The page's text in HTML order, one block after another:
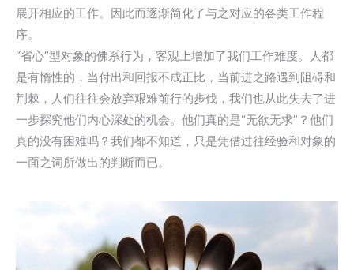
展开相应的工作。因此而逐渐简化了与之对应的各类工作程
序。
“省心”型对象的佛系行为，客观上增加了我们工作难度。人都
是有惰性的，当付出和回报不成正比，当前进之路遇到阻碍和
荆棘，人们往往会放弃艰难前行的步伐，我们也从此失去了进
一步探究他们内心深处的机会。他们真的是“无欲无求”？他们
真的没有困难吗？我们都不知道，只是凭借过往经验和对象的
一面之词所做出的判断而已。